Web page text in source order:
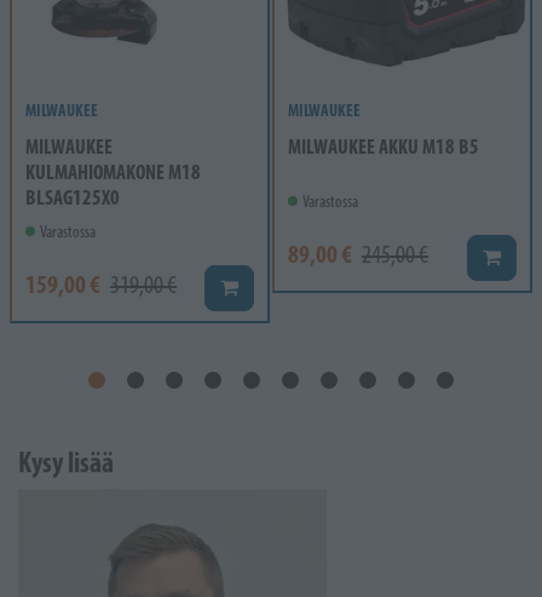
MILWAUKEE
MILWAUKEE
KULMAHIOMAKONE M18
BLSAG125X0
Varastossa
159,00 € 319,00 € Lisää koriin
MILWAUKEE
MILWAUKEE AKKU M18 B5
Varastossa
89,00 € 245,00 € Lisää
Kysy lisää